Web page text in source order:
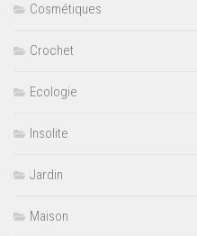
Cosmétiques
Crochet
Ecologie
Insolite
Jardin
Maison